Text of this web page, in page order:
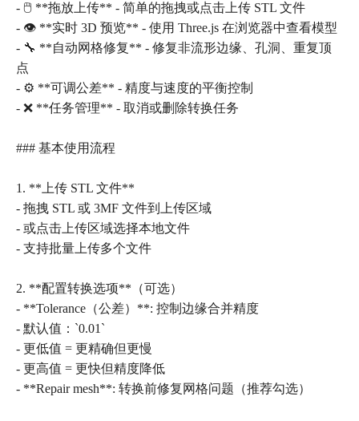
- 🖱️ **拖放上传** - 简单的拖拽或点击上传 STL 文件
- 👁️ **实时 3D 预览** - 使用 Three.js 在浏览器中查看模型
- 🔧 **自动网格修复** - 修复非流形边缘、孔洞、重复顶
点
- ⚙️ **可调公差** - 精度与速度的平衡控制
- ❌ **任务管理** - 取消或删除转换任务
### 基本使用流程
1. **上传 STL 文件**
- 拖拽 STL 或 3MF 文件到上传区域
- 或点击上传区域选择本地文件
- 支持批量上传多个文件
2. **配置转换选项**（可选）
- **Tolerance（公差）**: 控制边缘合并精度
- 默认值：`0.01`
- 更低值 = 更精确但更慢
- 更高值 = 更快但精度降低
- **Repair mesh**: 转换前修复网格问题（推荐勾选）